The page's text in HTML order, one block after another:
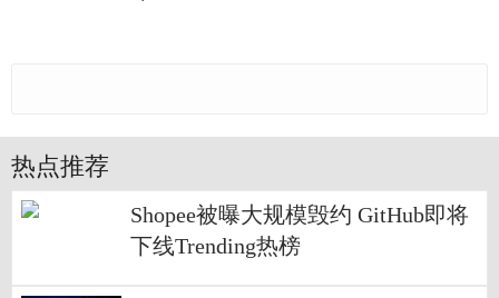
热点推荐
Shopee被曝大规模毁约 GitHub即将
下线Trending热榜